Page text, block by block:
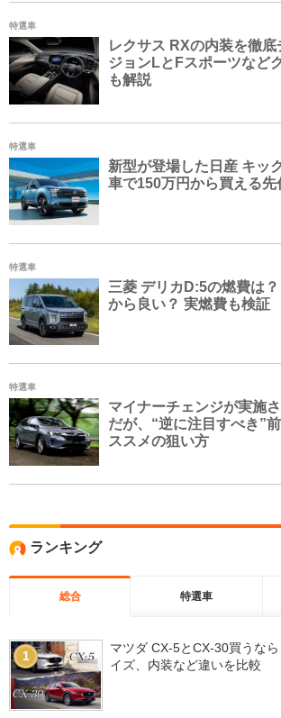
特選車
レクサス RXの内装を徹
ジョンLとFスポーツなど
も解説
特選車
新型が登場した日産 キッ
車で150万円から買える先
特選車
三菱 デリカD:5の燃費は
から良い？ 実燃費も検証
特選車
マイナーチェンジが実施
だが、“逆に注目すべき”
ススメの狙い方
ランキング
総合 特選車
1
マツダ CX-5とCX-30買うな
イズ、内装など違いを比較